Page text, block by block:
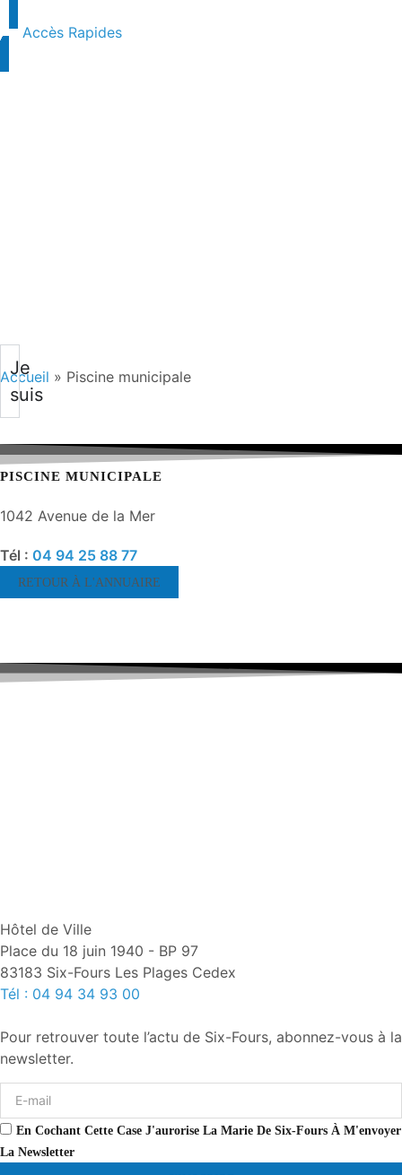
Accès Rapides
Je
suis
Accueil » Piscine municipale
PISCINE MUNICIPALE
1042 Avenue de la Mer
Tél : 04 94 25 88 77
RETOUR À L'ANNUAIRE
Hôtel de Ville
Place du 18 juin 1940 - BP 97
83183 Six-Fours Les Plages Cedex
Tél : 04 94 34 93 00
Pour retrouver toute l’actu de Six-Fours, abonnez-vous à la
newsletter.
En Cochant Cette Case J'aurorise La Marie De Six-Fours À M'envoyer
La Newsletter